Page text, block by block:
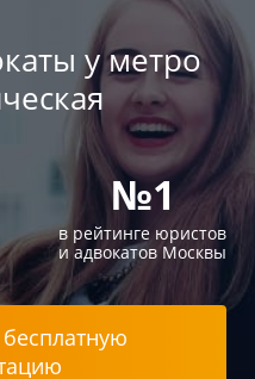
у метро
№1
в рейтинге юристов
и адвокатов Москвы